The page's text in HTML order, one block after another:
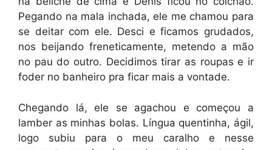
Pegando na mala inchada, ele me chamou para
se deitar com ele. Desci e ficamos grudados,
nos beijando freneticamente, metendo a mão
no pau do outro. Decidimos tirar as roupas e ir
foder no banheiro pra ficar mais a vontade.
Chegando lá, ele se agachou e começou a
lamber as minhas bolas. Língua quentinha, ágil,
logo subiu para o meu caralho e nesse